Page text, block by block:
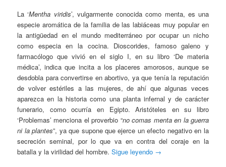
La ‘Mentha viridis’, vulgarmente conocida como menta, es una
especie aromática de la familia de las labiáceas muy popular en
la antigüedad en el mundo mediterráneo por ocupar un nicho
como especia en la cocina. Dioscorides, famoso galeno y
farmacólogo que vivió en el siglo I, en su libro ‘De materia
médica’, indica que incita a los placeres amorosos, aunque se
desdobla para convertirse en abortivo, ya que tenía la reputación
de volver estériles a las mujeres, de ahí que algunas veces
aparezca en la historia como una planta infernal y de carácter
funerario, como ocurría en Egipto. Aristóteles en su libro
‘Problemas’ menciona el proverbio “no comas menta en la guerra
ni la plantes”, ya que supone que ejerce un efecto negativo en la
secreción seminal, por lo que va en contra del coraje en la
batalla y la virilidad del hombre.Sigue leyendo →